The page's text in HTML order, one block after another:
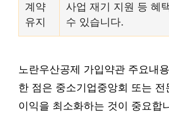
계약
유지
사업 재기 지원 등 혜
수 있습니다.
노란우산공제 가입약관 주요내
한 점은 중소기업중앙회 또는
이익을 최소화하는 것이 중요합